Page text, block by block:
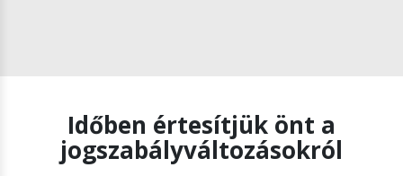
Időben értesítjük önt a
jogszabályváltozásokról